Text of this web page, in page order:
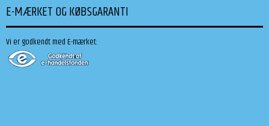
E-MÆRKET OG KØBSGARANTI
Vi er godkendt med E-mærket: